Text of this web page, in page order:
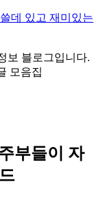
데 있고 재미있는
보 블로그입니다.
모음집
부들이 자